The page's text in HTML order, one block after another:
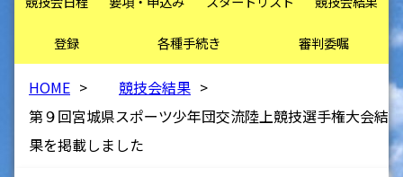
登録 各種手続き 審判委嘱
HOME > 競技会結果 >
第９回宮城県スポーツ少年団交流陸上競技選手権大会結
果を掲載しました